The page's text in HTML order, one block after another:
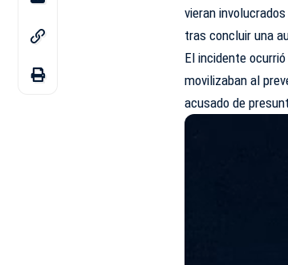
vieran
tras concluir una
El incidente
movilizaban al
acusado de